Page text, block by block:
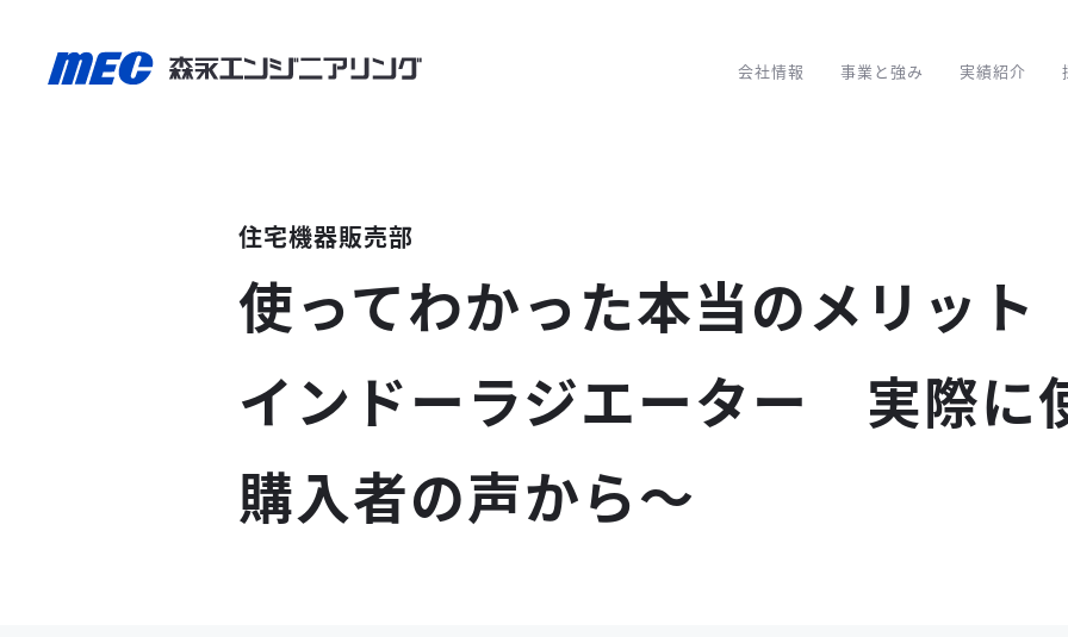
会社情報 事業と強み 実績紹介
住宅機器販売部
使ってわかった本当のメリッ
インドーラジエーター 実際に
購入者の声から〜